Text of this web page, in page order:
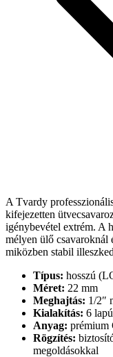
A Tvardy
kifejezetten
igénybevétel extrém. A
mélyen ülő csavaroknál
miközben stabil
Típus: hosszú
Méret: 22 mm
Meghajtás: 1/2″
Kialakítás: 6
Anyag: prémium
Rögzítés:
megoldásokkal